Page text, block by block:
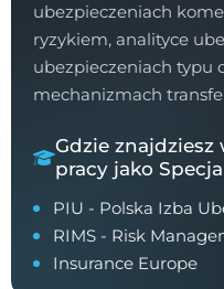
ubezpieczeniach
ryzykiem, analityce
ubezpieczeniach typu
mechanizmach
Gdzie
pracy jako
PIU - Polska Izba
RIMS - Risk
Insurance Europe